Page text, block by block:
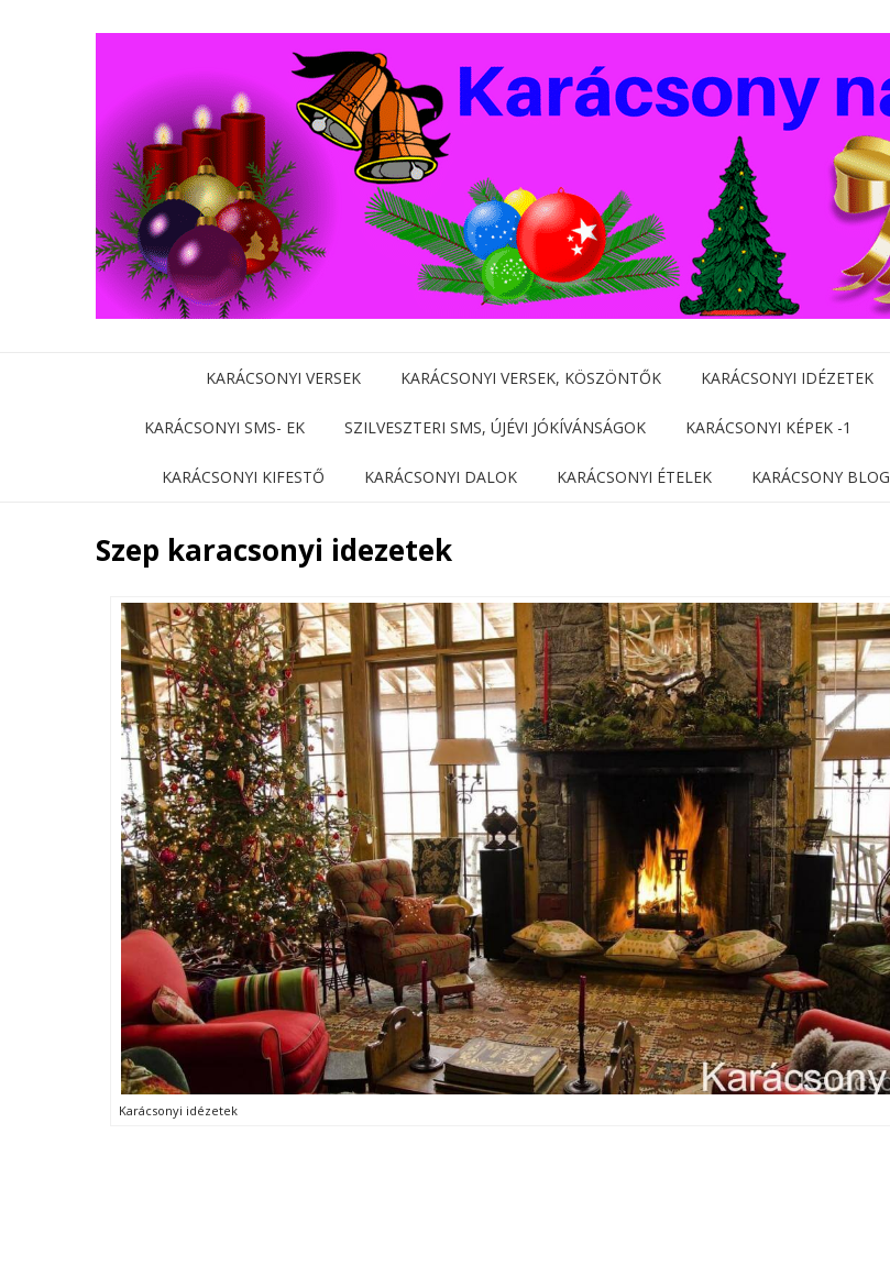
KARÁCSONYI VERSEK KARÁCSONYI VERSEK, KÖSZÖNTŐK KARÁCSONYI IDÉZETEK
KARÁCSONYI SMS- EK SZILVESZTERI SMS, ÚJÉVI JÓKÍVÁNSÁGOK KARÁCSONYI KÉPEK -1
KARÁCSONYI KIFESTŐ KARÁCSONYI DALOK KARÁCSONYI ÉTELEK KARÁCSONY BLOG
Szep karacsonyi idezetek
Karácsonyi idézetek